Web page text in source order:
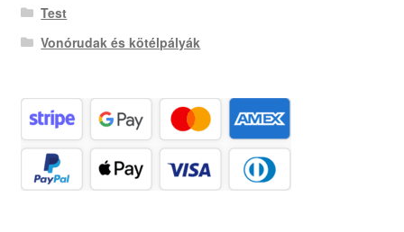
Test
Vonórudak és kötélpályák